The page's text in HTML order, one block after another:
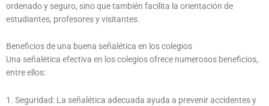
ordenado y seguro, sino que también facilita la orientación de
estudiantes, profesores y visitantes.
Beneficios de una buena señalética en los colegios
Una señalética efectiva en los colegios ofrece numerosos beneficios,
entre ellos:
1. Seguridad: La señalética adecuada ayuda a prevenir accidentes y